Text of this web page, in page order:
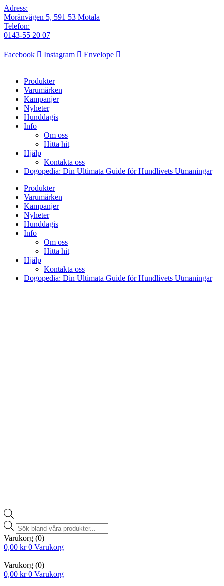
Adress:
Moränvägen 5, 591 53 Motala
Telefon:
0143-55 20 07
Facebook Instagram Envelope
Produkter
Varumärken
Kampanjer
Nyheter
Hunddagis
Info
Om oss
Hitta hit
Hjälp
Kontakta oss
Dogopedia: Din Ultimata Guide för Hundlivets Utmaningar
Produkter
Varumärken
Kampanjer
Nyheter
Hunddagis
Info
Om oss
Hitta hit
Hjälp
Kontakta oss
Dogopedia: Din Ultimata Guide för Hundlivets Utmaningar
Products
search
Varukorg (0)
0,00 kr 0 Varukorg
Varukorg (0)
0,00 kr 0 Varukorg